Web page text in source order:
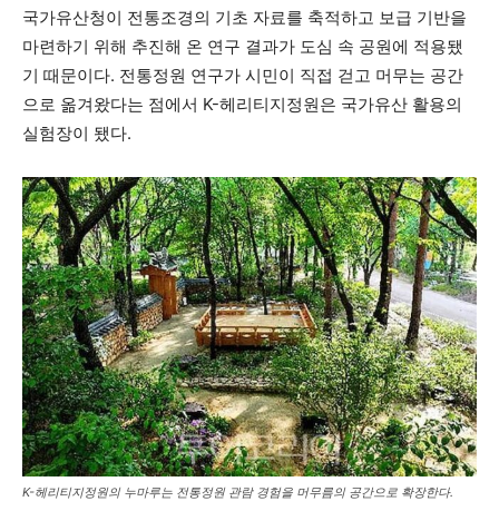
국가유산청이 전통조경의 기초 자료를 축적하고 보급 기반을
마련하기 위해 추진해 온 연구 결과가 도심 속 공원에 적용됐
기 때문이다. 전통정원 연구가 시민이 직접 걷고 머무는 공간
으로 옮겨왔다는 점에서 K-헤리티지정원은 국가유산 활용의
실험장이 됐다.
K-헤리티지정원의 누마루는 전통정원 관람 경험을 머무름의 공간으로 확장한다.